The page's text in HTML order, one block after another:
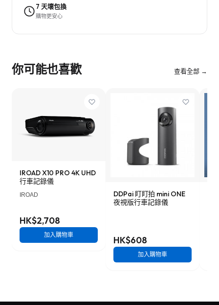
7 天壞包換
購物更安心
你可能也喜歡 查看全部 →
IROAD X10 PRO 4K UHD
行車記錄儀
IROAD
HK$2,708
加入購物車
DDPai 盯盯拍 mini ONE
夜視版行車記錄儀
HK$608
加入購物車